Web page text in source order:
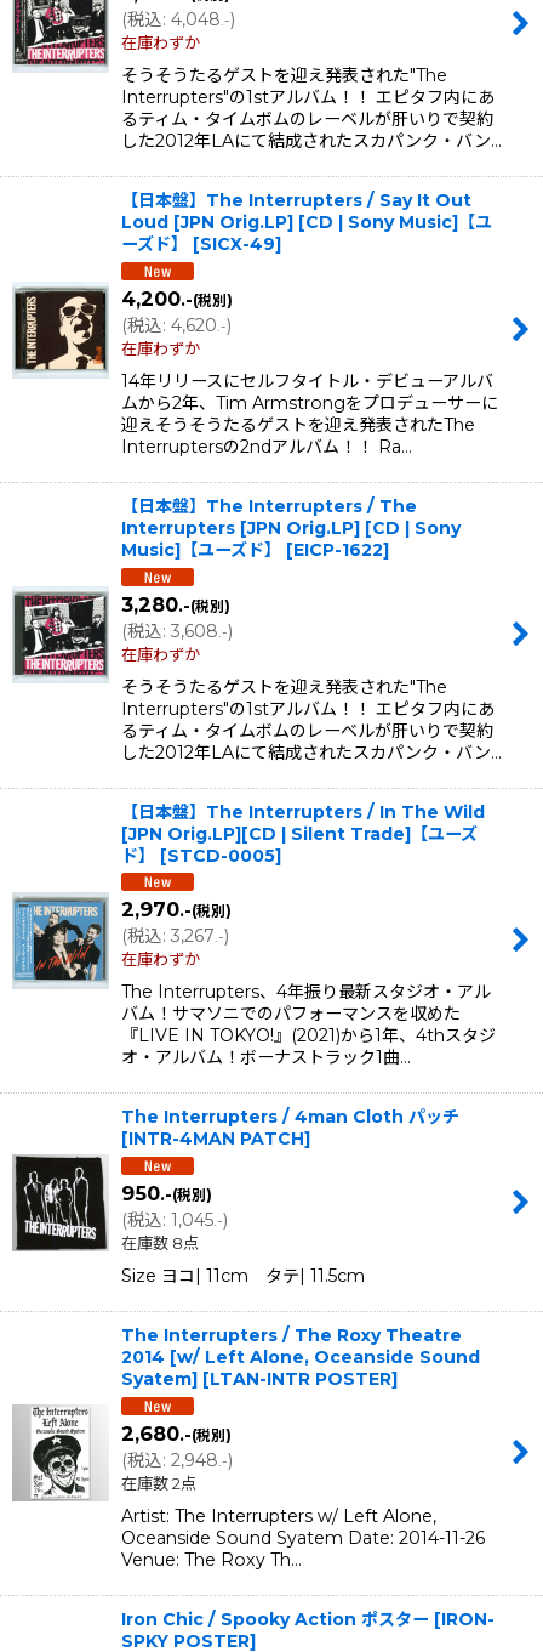
(税込: 4,048.-)
在庫わずか
そうそうたるゲストを迎え発表された"The
Interrupters"の1stアルバム！！ エピタフ内にあ
るティム・タイムボムのレーベルが肝いりで契約
した2012年LAにて結成されたスカパンク・バン…
【日本盤】The Interrupters / Say It Out
Loud [JPN Orig.LP] [CD | Sony Music]【ユ
ーズド】
[SICX-49]
4,200.-(税別)
(税込: 4,620 .-)
在庫わずか
14年リリースにセルフタイトル・デビューアルバ
ムから2年、Tim Armstrongをプロデューサーに
迎えそうそうたるゲストを迎え発表されたThe
Interruptersの2ndアルバム！！ Ra…
【日本盤】The Interrupters / The
Interrupters [JPN Orig.LP] [CD | Sony
Music]【ユーズド】
[EICP-1622]
3,280.-(税別)
(税込: 3,608 .-)
在庫わずか
そうそうたるゲストを迎え発表された"The
Interrupters"の1stアルバム！！ エピタフ内にあ
るティム・タイムボムのレーベルが肝いりで契約
した2012年LAにて結成されたスカパンク・バン…
【日本盤】The Interrupters / In The Wild
[JPN Orig.LP][CD | Silent Trade]【ユーズ
ド】
[STCD-0005]
2,970.-(税別)
(税込: 3,267.-)
在庫わずか
The Interrupters、4年振り最新スタジオ・アル
バム！サマソニでのパフォーマンスを収めた
『LIVE IN TOKYO!』(2021)から1年、4thスタジ
オ・アルバム！ボーナストラック1曲…
The Interrupters / 4man Cloth パッチ
[INTR-4MAN PATCH]
950.-(税別)
(税込: 1,045.-)
在庫数 8点
Size ヨコ| 11cm タテ| 11.5cm
The Interrupters / The Roxy Theatre
2014 [w/ Left Alone, Oceanside Sound
Syatem] [LTAN-INTR POSTER]
2,680.-(税別)
(税込: 2,948 .-)
在庫数 2点
Artist: The Interrupters w/ Left Alone,
Oceanside Sound Syatem Date: 2014-11-26
Venue: The Roxy Th…
Iron Chic / Spooky Action ポスター [IRON-
SPKY POSTER]